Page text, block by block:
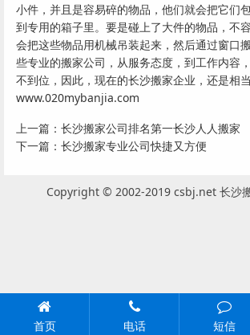
小件，并且是容易碎的物品，他们就会把它们
到专用的箱子里。要是碰上了大件的物品，不
会把这些物品用机械吊装起来，然后通过窗口
些专业的搬家公司，从服务态度，到工作内容
不到位，因此，现在的长沙搬家企业，还是相
www.020mybanjia.com
上一篇： 长沙搬家公司排名第一长沙人人搬家
下一篇： 长沙搬家专业公司快捷又方便
Copyright © 2002-2019 csbj.net 长沙
首页 电话 短信